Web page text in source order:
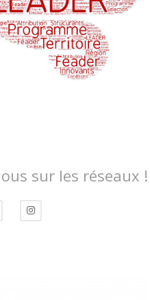
sur les réseaux !